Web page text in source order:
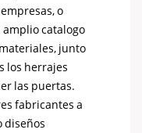
o
catalogo
junto
los herrajes
las puertas.
fabricantes a
diseños